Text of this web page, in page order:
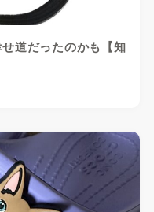
道だったのかも【知